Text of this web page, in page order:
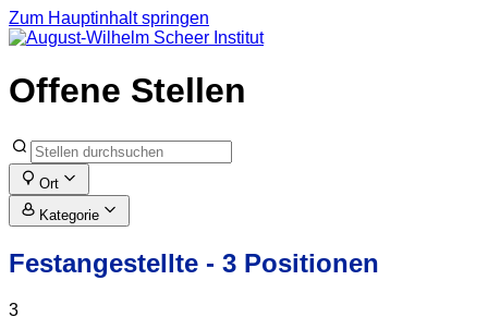
Zum Hauptinhalt springen
Offene Stellen
Ort
Kategorie
Festangestellte - 3 Positionen
3